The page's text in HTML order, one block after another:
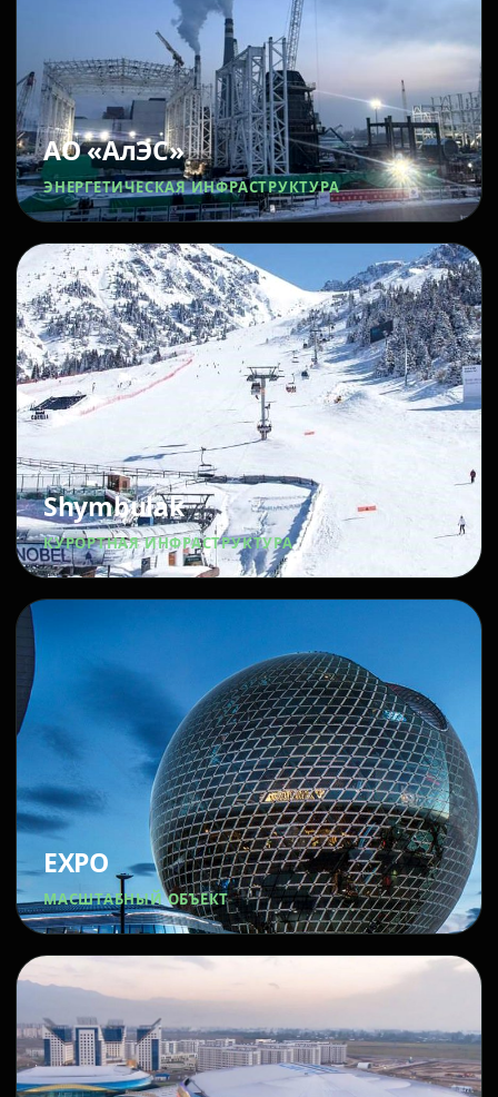
АО «АлЭС»
ЭНЕРГЕТИЧЕСКАЯ ИНФРАСТРУКТУРА
Shymbulak
КУРОРТНАЯ ИНФРАСТРУКТУРА
EXPO
МАСШТАБНЫЙ ОБЪЕКТ